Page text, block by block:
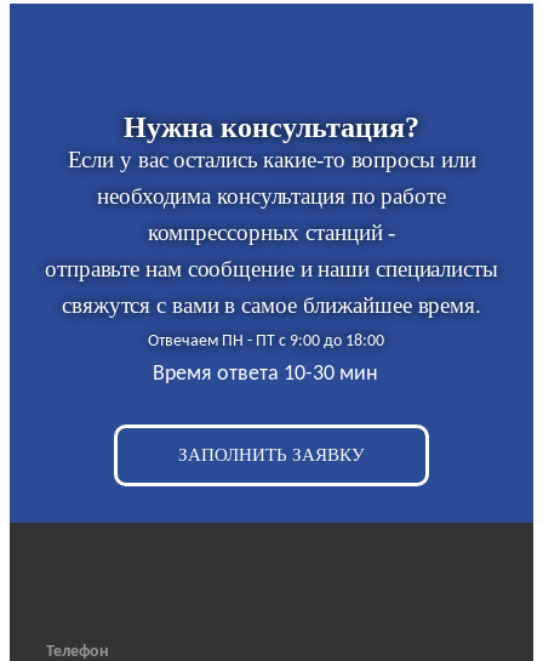
Нужна консультация?
Если у вас остались какие-то вопросы или
необходима консультация по работе
компрессорных станций -
отправьте нам сообщение и наши специалисты
свяжутся с вами в самое ближайшее время.
Отвечаем ПН - ПТ с 9:00 до 18:00
Время ответа 10-30 мин
ЗАПОЛНИТЬ ЗАЯВКУ
Телефон